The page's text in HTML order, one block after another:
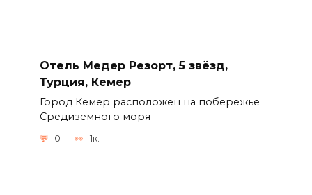
Отель Медер Резорт, 5 звёзд,
Турция, Кемер
Город Кемер расположен на побережье
Средиземного моря
0 1к.